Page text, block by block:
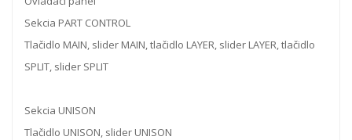
Sekcia PART CONTROL
Tlačidlo MAIN, slider MAIN, tlačidlo LAYER, slider LAYER, tlačidlo
SPLIT, slider SPLIT
Sekcia UNISON
Tlačidlo UNISON, slider UNISON